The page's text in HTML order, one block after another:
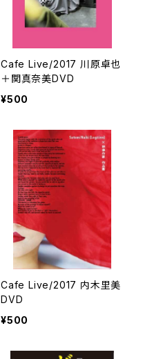
Cafe Live/2017 川原卓也
＋関真奈美DVD
¥500
Cafe Live/2017 内木里美
DVD
¥500